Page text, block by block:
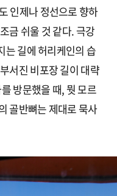
인제나 정선으로 향하
금 쉬울 것 같다. 극강
는 길에 허리케인의 습
서진 비포장 길이 대략
방문했을 때, 뭣 모르
골반뼈는 제대로 묵사